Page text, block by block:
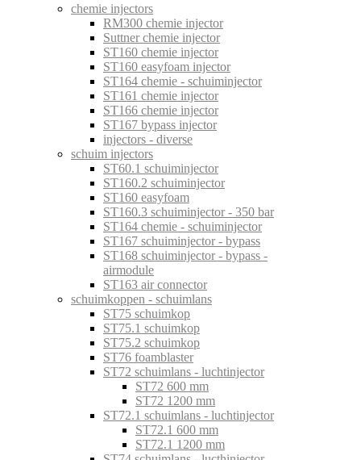
chemie injectors
RM300 chemie injector
Suttner chemie injector
ST160 chemie injector
ST160 easyfoam injector
ST164 chemie - schuiminjector
ST161 chemie injector
ST166 chemie injector
ST167 bypass injector
injectors - diverse
schuim injectors
ST60.1 schuiminjector
ST160.2 schuiminjector
ST160 easyfoam
ST160.3 schuiminjector - 350 bar
ST164 chemie - schuiminjector
ST167 schuiminjector - bypass
ST168 schuiminjector - bypass -
airmodule
ST163 air connector
schuimkoppen - schuimlans
ST75 schuimkop
ST75.1 schuimkop
ST75.2 schuimkop
ST76 foamblaster
ST72 schuimlans - luchtinjector
ST72 600 mm
ST72 1200 mm
ST72.1 schuimlans - luchtinjector
ST72.1 600 mm
ST72.1 1200 mm